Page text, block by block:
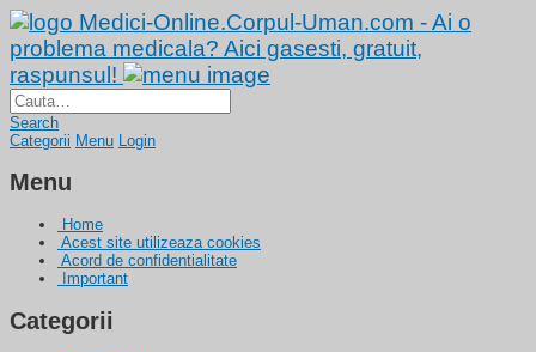
Medici-Online.Corpul-Uman.com - Ai o
problema medicala? Aici gasesti, gratuit,
raspunsul!
Search
Categorii Menu Login
Menu
Home
Acest site utilizeaza cookies
Acord de confidentialitate
Important
Categorii